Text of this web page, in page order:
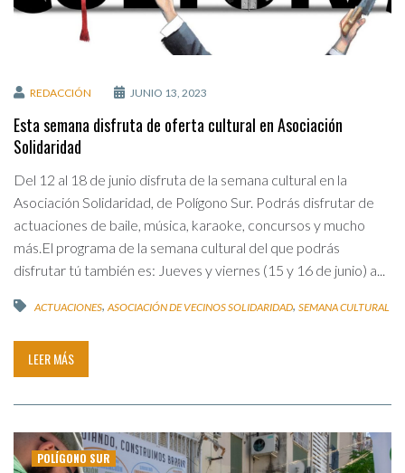
REDACCIÓN JUNIO 13, 2023
Esta semana disfruta de oferta cultural en Asociación
Solidaridad
Del 12 al 18 de junio disfruta de la semana cultural en la
Asociación Solidaridad, de Polígono Sur. Podrás disfrutar de
actuaciones de baile, música, karaoke, concursos y mucho
más.El programa de la semana cultural del que podrás
disfrutar tú también es: Jueves y viernes (15 y 16 de junio) a...
ACTUACIONES, ASOCIACIÓN DE VECINOS SOLIDARIDAD, SEMANA CULTURAL
LEER MÁS
POLÍGONO SUR